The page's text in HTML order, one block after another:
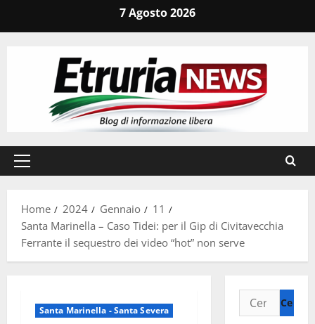
7 Agosto 2026
Menu
Home
2024 Gennaio
11
Santa Marinella – Caso Tidei: per il Gip di Civitavecchia
Ferrante il sequestro dei video “hot” non serve
Santa Marinella - Santa Severa
Ricerca
per: